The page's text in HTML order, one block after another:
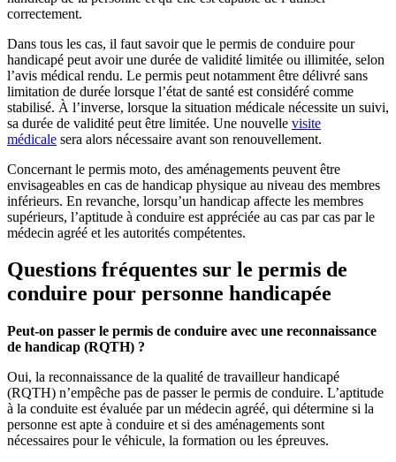
correctement.
Dans tous les cas, il faut savoir que le permis de conduire pour
handicapé peut avoir une durée de validité limitée ou illimitée, selon
l’avis médical rendu. Le permis peut notamment être délivré sans
limitation de durée lorsque l’état de santé est considéré comme
stabilisé. À l’inverse, lorsque la situation médicale nécessite un suivi,
sa durée de validité peut être limitée. Une nouvelle visite
médicale sera alors nécessaire avant son renouvellement.
Concernant le permis moto, des aménagements peuvent être
envisageables en cas de handicap physique au niveau des membres
inférieurs. En revanche, lorsqu’un handicap affecte les membres
supérieurs, l’aptitude à conduire est appréciée au cas par cas par le
médecin agréé et les autorités compétentes.
Questions fréquentes sur le permis de
conduire pour personne handicapée
Peut-on passer le permis de conduire avec une reconnaissance
de handicap (RQTH) ?
Oui, la reconnaissance de la qualité de travailleur handicapé
(RQTH) n’empêche pas de passer le permis de conduire. L’aptitude
à la conduite est évaluée par un médecin agréé, qui détermine si la
personne est apte à conduire et si des aménagements sont
nécessaires pour le véhicule, la formation ou les épreuves.